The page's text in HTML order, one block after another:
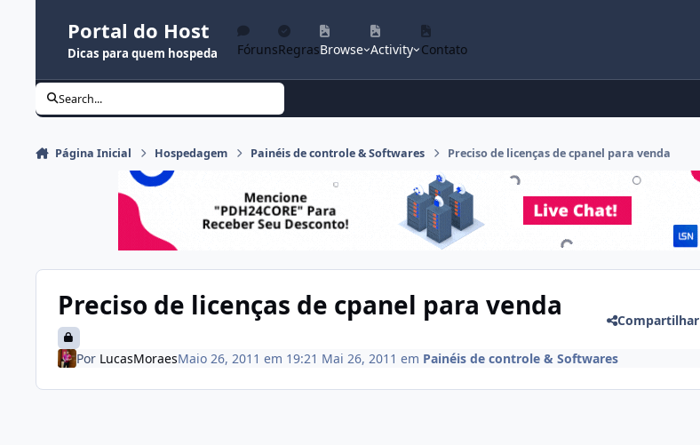
Portal do Host
Dicas para quem hospeda FórunsRegrasBrowse Activity Contato
Search...
Página Inicial Hospedagem Painéis de controle & Softwares Preciso de licenças de cpanel para venda
Preciso de licenças de cpanel para venda Compartilhar
Por LucasMoraesMaio 26, 2011 em 19:21 Mai 26, 2011 em Painéis de controle & Softwares